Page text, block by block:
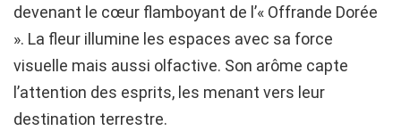
devenant le cœur flamboyant de l’« Offrande Dorée
». La fleur illumine les espaces avec sa force
visuelle mais aussi olfactive. Son arôme capte
l’attention des esprits, les menant vers leur
destination terrestre.